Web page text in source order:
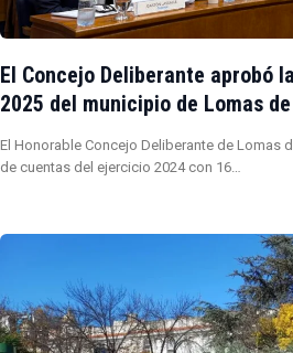
El Concejo Deliberante aprobó
2025 del municipio de Lomas
El Honorable Concejo Deliberante de Lomas
de cuentas del ejercicio 2024 con 16…